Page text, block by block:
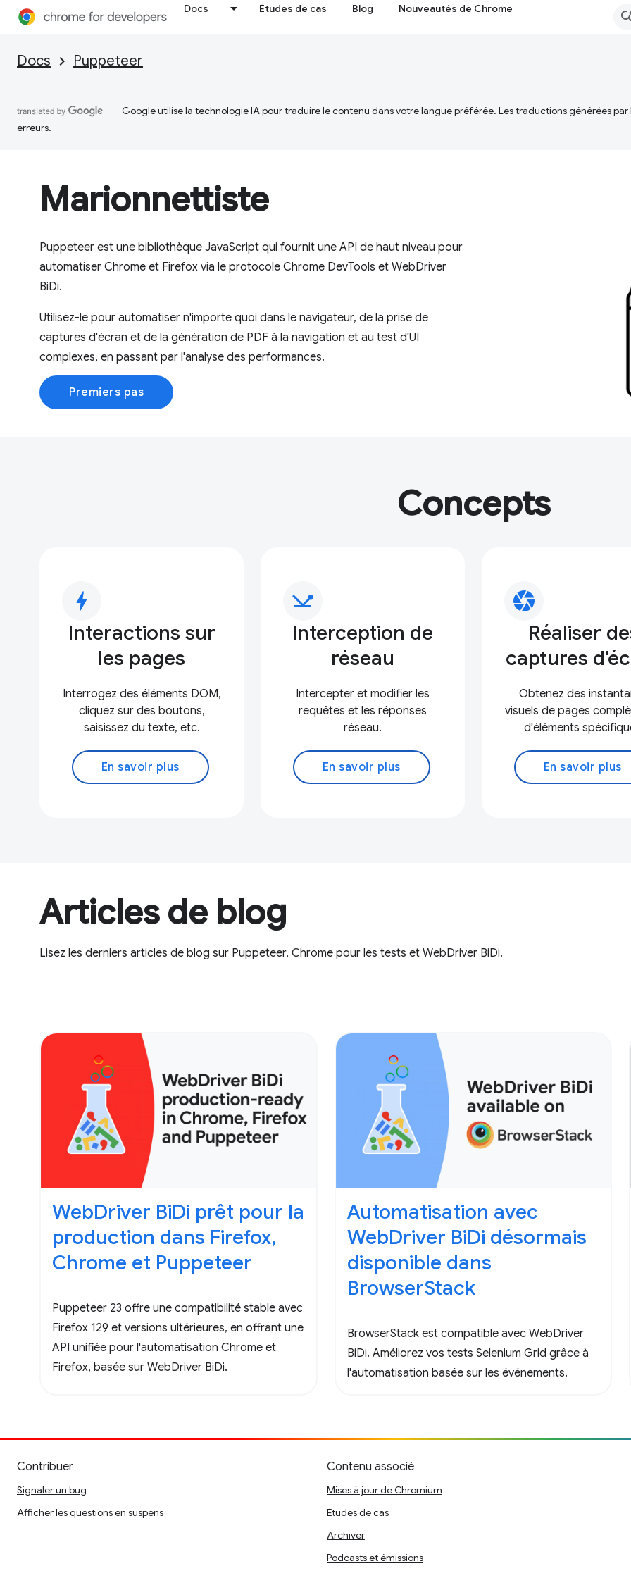
Docs Études de cas Blog Nouveautés de Chrome
Docs Puppeteer
Google utilise la technologie IA pour traduire le contenu dans votre langue préférée. Les traductions générées
erreurs.
Marionnettiste
Puppeteer est une bibliothèque JavaScript qui fournit une API de haut niveau pour
automatiser Chrome et Firefox via le protocole Chrome DevTools et WebDriver
BiDi.
Utilisez-le pour automatiser n'importe quoi dans le navigateur, de la prise de
captures d'écran et de la génération de PDF à la navigation et au test d'UI
complexes, en passant par l'analyse des performances.
Premiers pas
Concepts
bolt
Interactions sur
les pages
Interrogez des éléments DOM,
cliquez sur des boutons,
saisissez du texte, etc.
En savoir plus
network_ping
Interception de
réseau
Intercepter et modifier les
requêtes et les réponses
réseau.
En savoir plus
camera
Réaliser
captures
Obtenez des
visuels de pages
d'éléments
En savoir plus
Articles de blog
Lisez les derniers articles de blog sur Puppeteer, Chrome pour les tests et WebDriver BiDi.
WebDriver BiDi prêt pour la
production dans Firefox,
Chrome et Puppeteer
Puppeteer 23 offre une compatibilité stable avec
Firefox 129 et versions ultérieures, en offrant une
API unifiée pour l'automatisation Chrome et
Firefox, basée sur WebDriver BiDi.
Automatisation avec
WebDriver BiDi désormais
disponible dans
BrowserStack
BrowserStack est compatible avec WebDriver
BiDi. Améliorez vos tests Selenium Grid grâce à
l'automatisation basée sur les événements.
Contribuer
Signaler un bug
Afficher les questions en suspens
Contenu associé
Mises à jour de Chromium
Études de cas
Archiver
Podcasts et émissions